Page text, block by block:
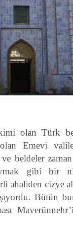
olan Türk
olan Emevi
beldeler
gibi bir
ahaliden cizye
Bütün